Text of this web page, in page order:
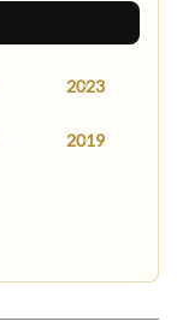
2023
2019